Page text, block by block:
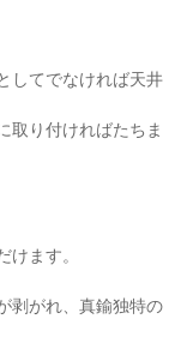
してでなければ天井
取り付ければたちま
ます。
剥がれ、真鍮独特の